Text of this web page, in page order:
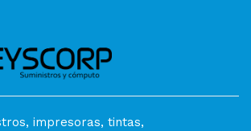
impresoras, tintas,